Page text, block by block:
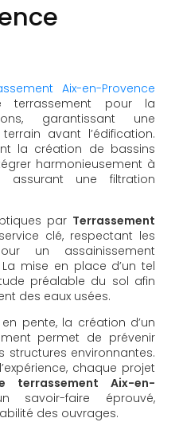
Aix-en-Provence
terrassement pour la
garantissant une
avant l’édification.
la création de bassins
harmonieusement à
assurant une filtration
par Terrassement
clé, respectant les
un assainissement
mise en place d’un tel
préalable du sol afin
des eaux usées.
pente, la création d’un
permet de prévenir
structures environnantes.
chaque projet
terrassement Aix-en-
savoir-faire éprouvé,
des ouvrages.